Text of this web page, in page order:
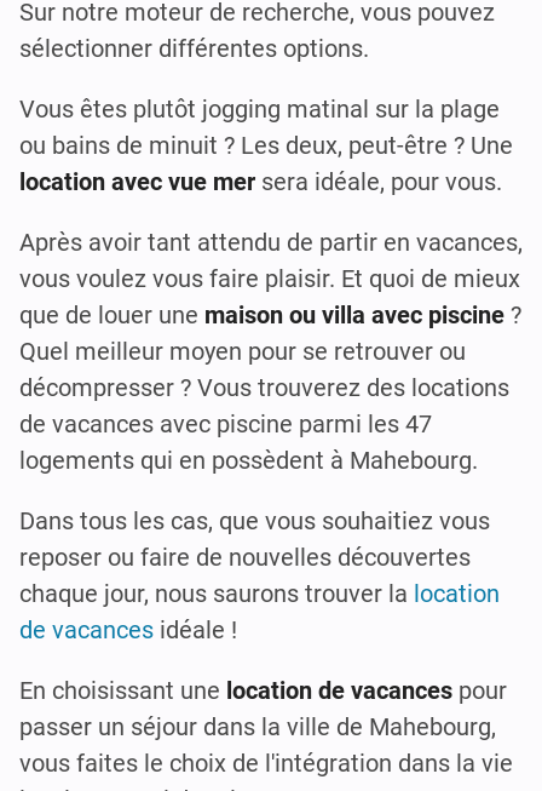
Sur notre moteur de recherche, vous pouvez
sélectionner différentes options.
Vous êtes plutôt jogging matinal sur la plage
ou bains de minuit ? Les deux, peut-être ? Une
location avec vue mer sera idéale, pour vous.
Après avoir tant attendu de partir en vacances,
vous voulez vous faire plaisir. Et quoi de mieux
que de louer une maison ou villa avec piscine ?
Quel meilleur moyen pour se retrouver ou
décompresser ? Vous trouverez des locations
de vacances avec piscine parmi les 47
logements qui en possèdent à Mahebourg.
Dans tous les cas, que vous souhaitiez vous
reposer ou faire de nouvelles découvertes
chaque jour, nous saurons trouver la location
de vacances idéale !
En choisissant une location de vacances pour
passer un séjour dans la ville de Mahebourg,
vous faites le choix de l'intégration dans la vie